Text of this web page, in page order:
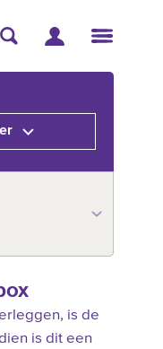
is de
is dit een